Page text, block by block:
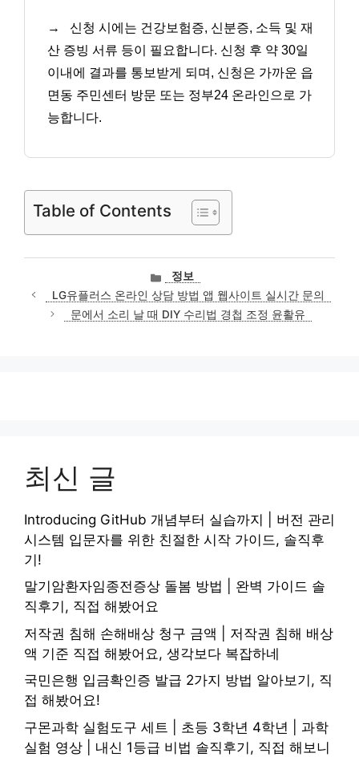
→
신청 시에는 건강보험증, 신분증, 소득 및 재
산 증빙 서류 등이 필요합니다. 신청 후 약 30일
이내에 결과를 통보받게 되며, 신청은 가까운 읍
면동 주민센터 방문 또는 정부24 온라인으로 가
능합니다.
Table of Contents
카
테
고
리
정보
LG유플러스 온라인 상담 방법 앱 웹사이트 실시간 문의
문에서 소리 날 때 DIY 수리법 경첩 조정 윤활유
최신 글
Introducing GitHub 개념부터 실습까지 | 버전 관리
시스템 입문자를 위한 친절한 시작 가이드, 솔직후
기!
말기암환자임종전증상 돌봄 방법 | 완벽 가이드 솔
직후기, 직접 해봤어요
저작권 침해 손해배상 청구 금액 | 저작권 침해 배상
액 기준 직접 해봤어요, 생각보다 복잡하네
국민은행 입금확인증 발급 2가지 방법 알아보기, 직
접 해봤어요!
구몬과학 실험도구 세트 | 초등 3학년 4학년 | 과학
실험 영상 | 내신 1등급 비법 솔직후기, 직접 해보니